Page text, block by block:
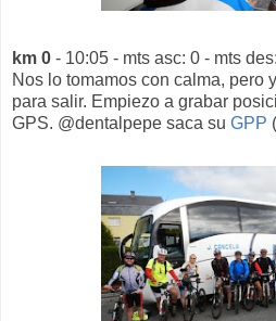
km 0 - 10:05 - mts asc: 0 - mts
Nos lo tomamos con calma, pero
para salir. Empiezo a grabar
GPS. @dentalpepe saca su GPP